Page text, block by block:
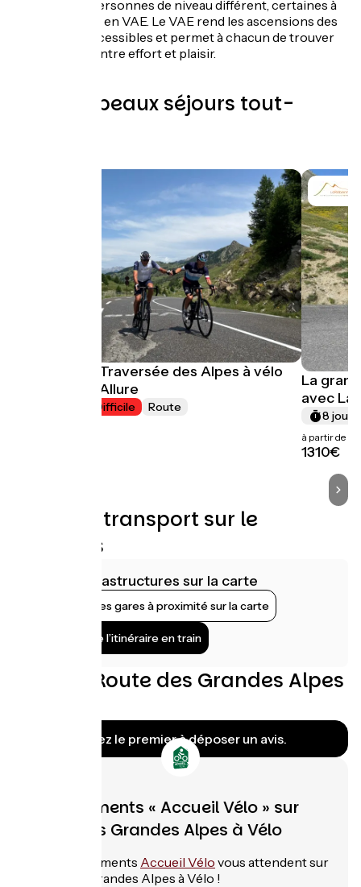
constitué de personnes de niveau différent, certaines à
vélo et d’autres en VAE. Le VAE rend les ascensions des
grands cols accessibles et permet à chacun de trouver
son équilibre entre effort et plaisir.
Les plus beaux séjours tout-
La Grande Traversée des Alpes à vélo
avec Belle Allure
Difficile Route
La
avec
8 jours
à partir de
1310€
Trains et transport sur le
parcours
Voir les infrastructures sur la carte
Afficher les gares à proximité sur la carte
Rejoindre l’itinéraire en train
Avis sur Route des Grandes Alpes
Soyez le premier à déposer un avis.
Hébergements « Accueil Vélo » sur
Route des Grandes Alpes à Vélo
hébergements Accueil Vélo vous attendent sur
Route des Grandes Alpes à Vélo !